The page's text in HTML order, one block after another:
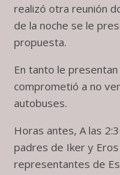
realizó otra reunión
de la noche se le
propuesta.
En tanto le
comprometió a no
autobuses.
Horas antes, A las
padres de Iker y
representantes de